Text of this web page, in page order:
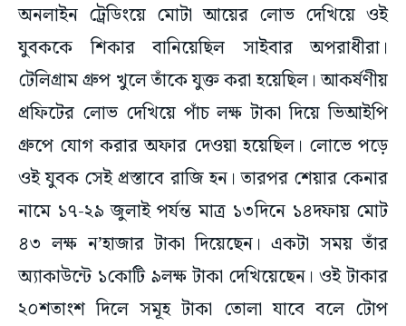
অনলাইন ট্রেডিংয়ে মোটা আয়ের লোভ দেখিয়ে ওই
যুবককে শিকার বানিয়েছিল সাইবার অপরাধীরা।
টেলিগ্রাম গ্রুপ খুলে তাঁকে যুক্ত করা হয়েছিল। আকর্ষণীয়
প্রফিটের লোভ দেখিয়ে পাঁচ লক্ষ টাকা দিয়ে ভিআইপি
গ্রুপে যোগ করার অফার দেওয়া হয়েছিল। লোভে পড়ে
ওই যুবক সেই প্রস্তাবে রাজি হন। তারপর শেয়ার কেনার
নামে ১৭-২৯ জুলাই পর্যন্ত মাত্র ১৩দিনে ১৪দফায় মোট
৪৩ লক্ষ ন’হাজার টাকা দিয়েছেন। একটা সময় তাঁর
অ্যাকাউন্টে ১কোটি ৯লক্ষ টাকা দেখিয়েছেন। ওই টাকার
২০শতাংশ দিলে সমূহ টাকা তোলা যাবে বলে টোপ